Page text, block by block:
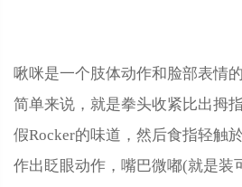
啾咪是一个肢体动作和脸部表情
简单来说，就是拳头收紧比出拇
假Rocker的味道，然后食指轻触
作出眨眼动作，嘴巴微嘟(就是装